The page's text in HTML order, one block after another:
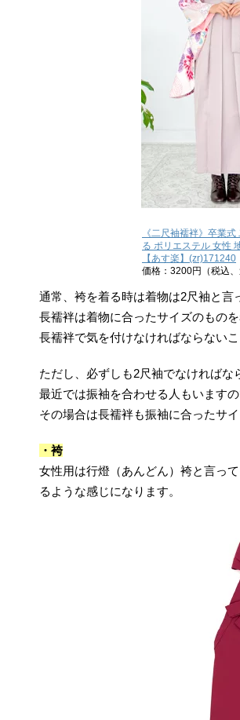
《二尺袖襦袢》卒業
る ポリエステル 女性
【あす楽】(zr)171240
価格：3200円（税込
通常、袴を着る時は着物は2尺袖と
長襦袢は着物に合ったサイズのもの
長襦袢で気を付けなければならない
ただし、必ずしも2尺袖でなければ
最近では振袖を合わせる人もいます
その場合は長襦袢も振袖に合ったサ
・袴
女性用は行燈（あんどん）袴と言っ
るような感じになります。